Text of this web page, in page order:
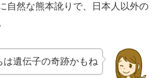
自然な熊本訛りで、日本人以外の
遺伝子の奇跡かもね